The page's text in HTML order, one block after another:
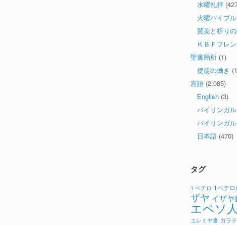
水曜礼拝
火曜バイブ
賛美と祈り
ＫＢＦフレ
聖書箇所 (1)
使徒の働き
言語 (2,085)
English (3)
バイリンガ
バイリンガ
日本語 (470)
タグ
1 ペテロ 1ペテ
ザヤ イザヤ
エペソ
エレミヤ書 ガラ